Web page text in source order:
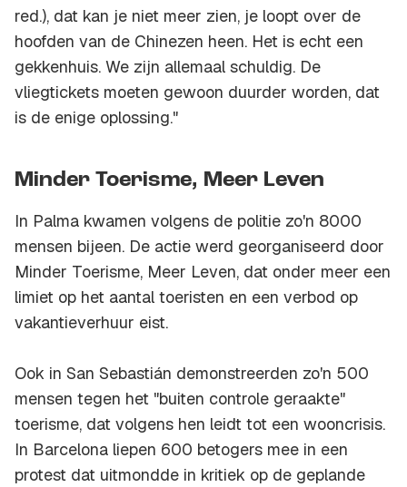
red.), dat kan je niet meer zien, je loopt over de
hoofden van de Chinezen heen. Het is echt een
gekkenhuis. We zijn allemaal schuldig. De
vliegtickets moeten gewoon duurder worden, dat
is de enige oplossing."
Minder Toerisme, Meer Leven
In Palma kwamen volgens de politie zo'n 8000
mensen bijeen. De actie werd georganiseerd door
Minder Toerisme, Meer Leven, dat onder meer een
limiet op het aantal toeristen en een verbod op
vakantieverhuur eist.
Ook in San Sebastián demonstreerden zo'n 500
mensen tegen het "buiten controle geraakte"
toerisme, dat volgens hen leidt tot een wooncrisis.
In Barcelona liepen 600 betogers mee in een
protest dat uitmondde in kritiek op de geplande